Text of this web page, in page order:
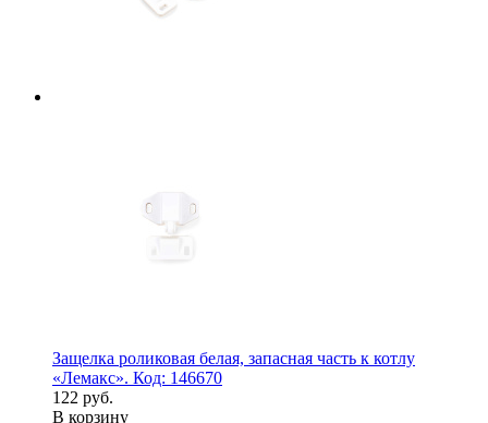
Защелка роликовая белая, запасная часть к котлу
«Лемакс». Код: 146670
122 руб.
В корзину